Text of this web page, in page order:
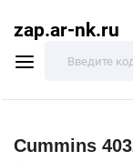
zap.ar-nk.ru
Cummins